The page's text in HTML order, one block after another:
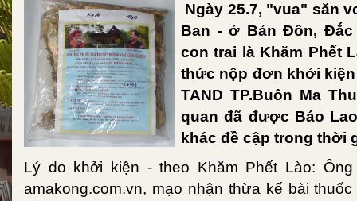
Ngày 25.7, "vua" săn
Ban - ở Bản Đôn,
con trai là Khăm Phết
thức nộp đơn khởi kiện
TAND TP.Buôn Ma
quan đã được Báo
khác đề cập trong thời
Lý do khởi kiện - theo Khăm Phết Lào:
amakong.com.vn, mạo nhận thừa kế bài